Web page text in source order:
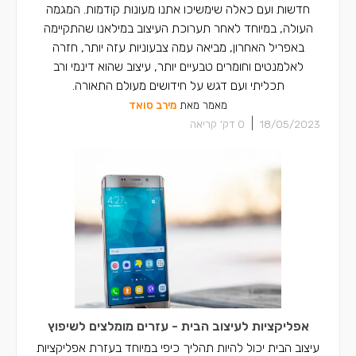
חדשות ועם כאלה שימשיכו אתנו מעונות קודמות. המגמה
העולה, במיוחד לאחר תערוכת העיצוב במילאנו שהתקיימה
באפריל האחרון, מביאה עמה צבעוניות עזה יותר, חזרה
לאלמנטים וחומרים טבעיים יותר, עיצוב שהוא דינמי ורב
תכליתי ועם דגש על חידושים מעולם התאורה.
מאמר מאת מירב סואד
18/05/2023
0 דק' קריאה
אפליקציות לעיצוב הבית - עזרים מומלצים לשיפוץ
עיצוב הבית יכול להיות תהליך כיפי במיוחד בעזרת אפליקציות